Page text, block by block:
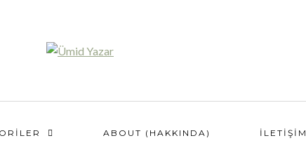
ABOUT (HAKKINDA) İLETIŞIM